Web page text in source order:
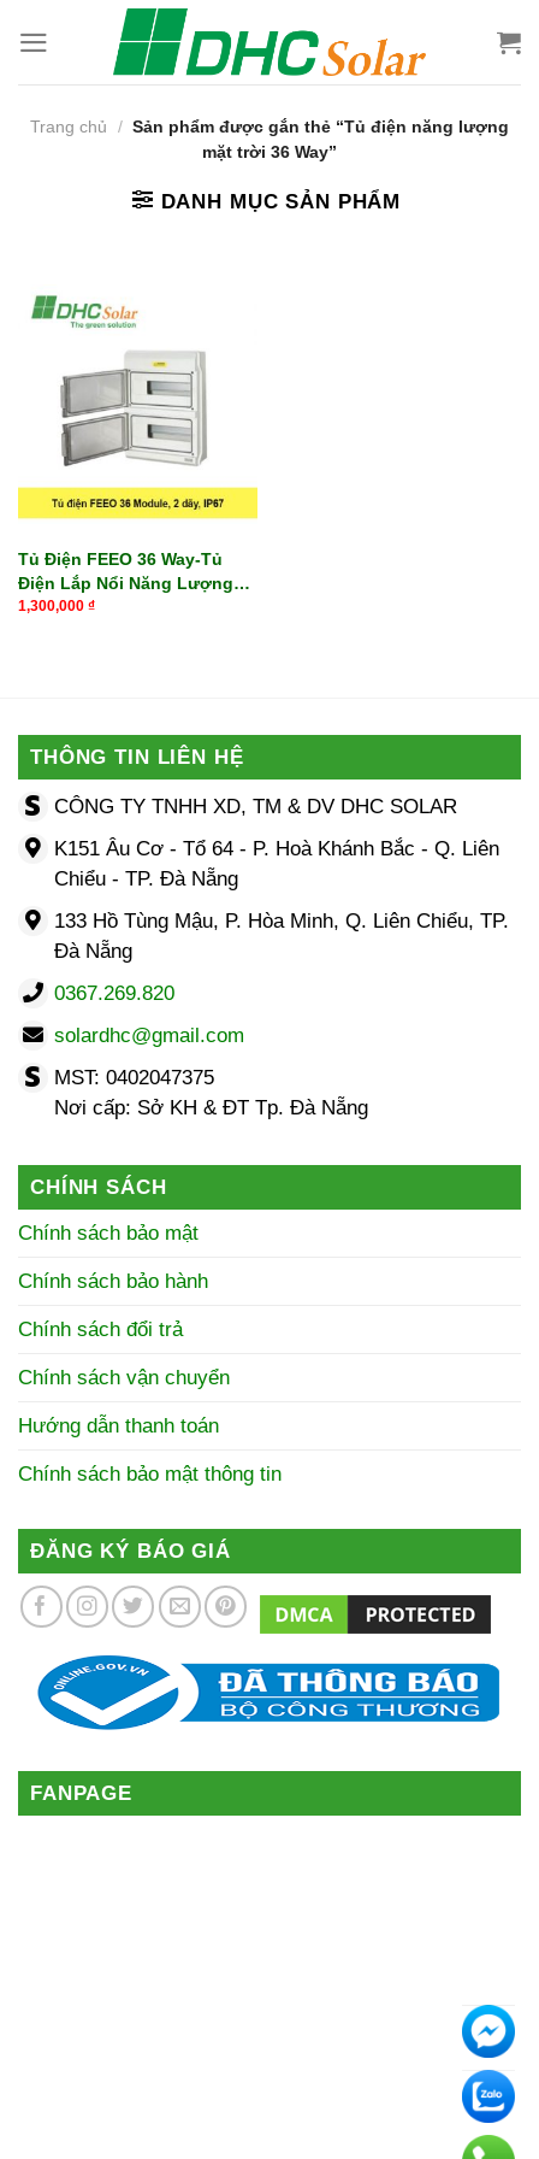
qua
nội
Trang chủ / Sản phẩm được gắn thẻ “Tủ điện năng lượng
mặt trời 36 Way”
DANH MỤC SẢN PHẨM
Tủ Điện FEEO 36 Way-Tủ
Điện Lắp Nổi Năng Lượng
Mặt Trời
1,300,000 ₫
THÔNG TIN LIÊN HỆ
CÔNG TY TNHH XD, TM & DV DHC SOLAR
K151 Âu Cơ - Tổ 64 - P. Hoà Khánh Bắc - Q. Liên
Chiểu - TP. Đà Nẵng
133 Hồ Tùng Mậu, P. Hòa Minh, Q. Liên Chiểu, TP.
Đà Nẵng
0367.269.820
solardhc@gmail.com
MST: 0402047375
Nơi cấp: Sở KH & ĐT Tp. Đà Nẵng
CHÍNH SÁCH
Chính sách bảo mật
Chính sách bảo hành
Chính sách đổi trả
Chính sách vận chuyển
Hướng dẫn thanh toán
Chính sách bảo mật thông tin
ĐĂNG KÝ BÁO GIÁ
FANPAGE